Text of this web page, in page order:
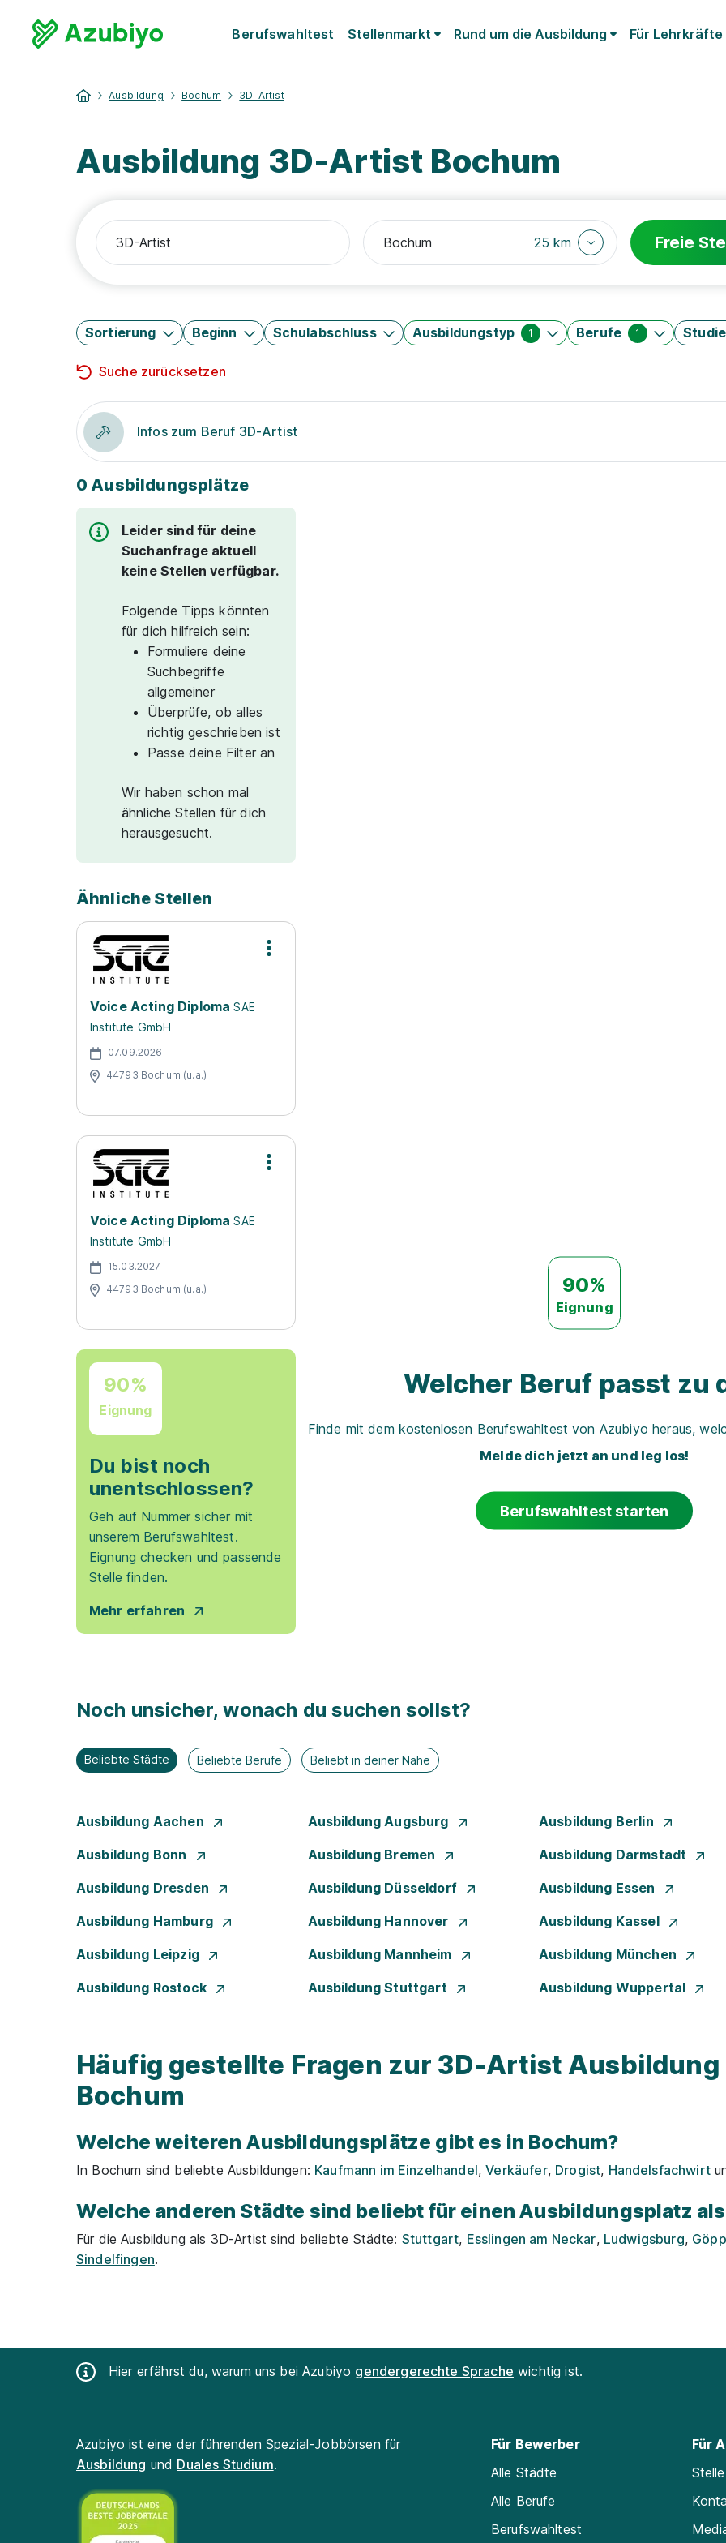
Berufswahltest Stellenmarkt Rund um die Ausbildung Für Lehrkräfte
Ausbildung Bochum 3D-Artist
Ausbildung 3D-Artist Bochum
25 km Freie
Sortierung Beginn Schulabschluss Ausbildungstyp 1 Berufe 1
Suche zurücksetzen
Infos zum Beruf 3D-Artist
0 Ausbildungsplätze
Leider sind für deine
Suchanfrage aktuell
keine Stellen verfügbar.
Folgende Tipps könnten
für dich hilfreich sein:
Formuliere deine
Suchbegriffe
allgemeiner
Überprüfe, ob alles
richtig geschrieben ist
Passe deine Filter an
Wir haben schon mal
ähnliche Stellen für dich
herausgesucht.
Ähnliche Stellen
Voice Acting Diploma SAE
Institute GmbH
07.09.2026
44793 Bochum (u.a.)
Voice Acting Diploma SAE
Institute GmbH
15.03.2027
44793 Bochum (u.a.)
90%
Eignung
Du bist noch
unentschlossen?
Geh auf Nummer sicher mit
unserem Berufswahltest.
Eignung checken und passende
Stelle finden.
Mehr erfahren
90%
Eignung
Welcher Beruf passt zu
Finde mit dem kostenlosen Berufswahltest von Azubiyo heraus,
Melde dich jetzt an und leg los!
Berufswahltest starten
Noch unsicher, wonach du suchen sollst?
Beliebte Städte Beliebte Berufe Beliebt in deiner Nähe
Ausbildung Aachen Ausbildung Augsburg Ausbildung Berlin
Ausbildung Bonn Ausbildung Bremen Ausbildung Darmstadt
Ausbildung Dresden Ausbildung Düsseldorf Ausbildung Essen
Ausbildung Hamburg Ausbildung Hannover Ausbildung Kassel
Ausbildung Leipzig Ausbildung Mannheim Ausbildung München
Ausbildung Rostock Ausbildung Stuttgart Ausbildung Wuppertal
Häufig gestellte Fragen zur 3D-Artist Ausbildung
Bochum
Welche weiteren Ausbildungsplätze gibt es in Bochum?
In Bochum sind beliebte Ausbildungen: Kaufmann im Einzelhandel,Verkäufer, Drogist, Handelsfachwirt
Welche anderen Städte sind beliebt für einen Ausbildungsplatz
Für die Ausbildung als 3D-Artist sind beliebte Städte: Stuttgart, Esslingen am Neckar, Ludwigsburg,
Sindelfingen.
Hier erfährst du, warum uns bei Azubiyo gendergerechte Sprache wichtig ist.
Azubiyo ist eine der führenden Spezial-Jobbörsen für
Ausbildung und Duales Studium.
Für Bewerber
Alle Städte
Alle Berufe
Berufswahltest
Für